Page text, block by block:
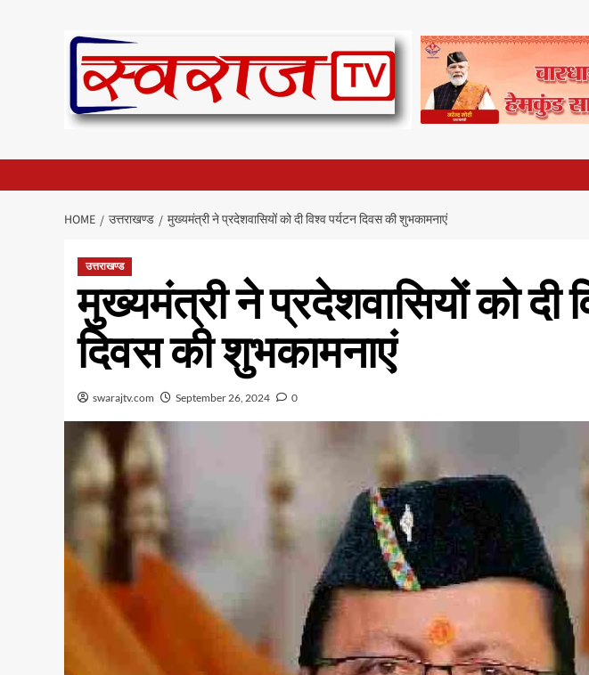
HOME उत्तराखण्ड मुख्यमंत्री ने प्रदेशवासियों को दी विश्व पर्यटन दिवस की शुभकामनाएं
उत्तराखण्ड
मुख्यमंत्री ने प्रदेशवासियों को दी
दिवस की शुभकामनाएं
swarajtv.com September 26, 2024 0